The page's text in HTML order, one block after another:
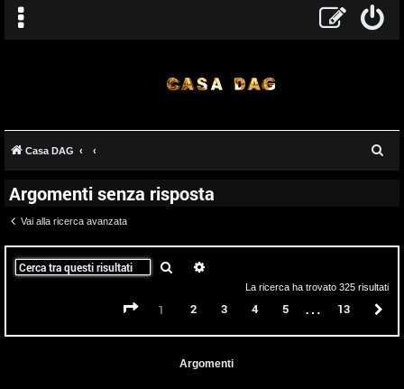
Casa DAG
Argomenti senza risposta
Vai alla ricerca avanzata
Cerca
La ricerca ha trovato 325 risultati
Pagina di
1 2 3 4 5 … 13
Argomenti